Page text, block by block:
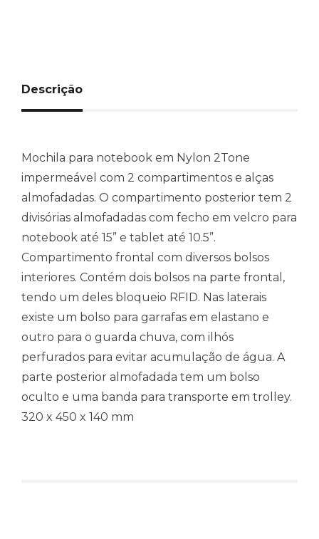
Descrição
Mochila para notebook em Nylon 2Tone
impermeável com 2 compartimentos e alças
almofadadas. O compartimento posterior tem 2
divisórias almofadadas com fecho em velcro para
notebook até 15” e tablet até 10.5”.
Compartimento frontal com diversos bolsos
interiores. Contém dois bolsos na parte frontal,
tendo um deles bloqueio RFID. Nas laterais
existe um bolso para garrafas em elastano e
outro para o guarda chuva, com ilhós
perfurados para evitar acumulação de água. A
parte posterior almofadada tem um bolso
oculto e uma banda para transporte em trolley.
320 x 450 x 140 mm